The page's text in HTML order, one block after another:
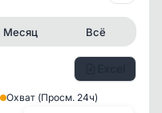
Месяц Всё
Охват (Просм. 24ч)